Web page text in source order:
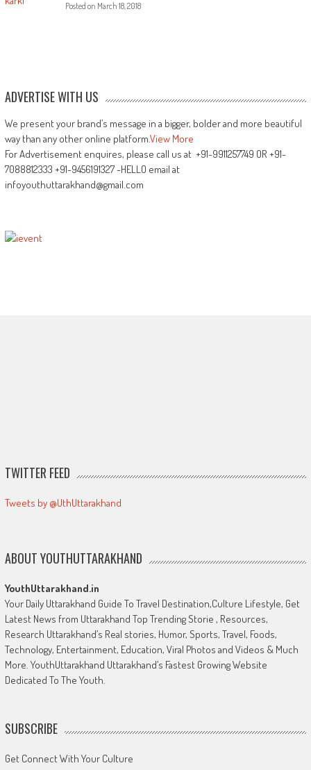
Posted on March 18, 2018
ADVERTISE WITH US
We present your brand’s message in a bigger, bolder and more beautiful
way than any other online platform.View More
For Advertisement enquires, please call us at +91-9911257749 OR +91-
7088812333 +91-9456191327 -HELLO email at
infoyouthuttarakhand@gmail.com
TWITTER FEED
Tweets by @UthUttarakhand
ABOUT YOUTHUTTARAKHAND
YouthUttarakhand.in
Your Daily Uttarakhand Guide To Travel Destination,Culture Lifestyle, Get
Latest News from Uttarakhand Top Trending Storie , Resources,
Research Uttarakhand’s Real stories, Humor, Sports, Travel, Foods,
Technology, Entertainment, Education, Viral Photos and Videos & Much
More. YouthUttarakhand Uttarakhand’s Fastest Growing Website
Dedicated To The Youth.
SUBSCRIBE
Get Connect With Your Culture